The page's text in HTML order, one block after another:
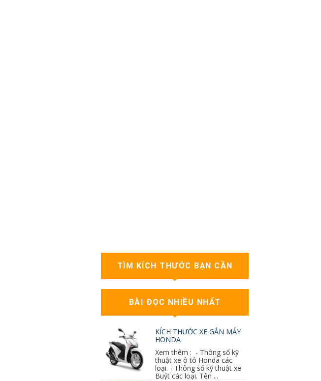
TÌM KÍCH THƯỚC BẠN CẦN
BÀI ĐỌC NHIỀU NHẤT
KÍCH THƯỚC XE GẮN MÁY
HONDA
Xem thêm : - Thông số kỹ
thuật xe ô tô Honda các
loại. - Thông số kỹ thuật xe
Buýt các loại. Tên ...